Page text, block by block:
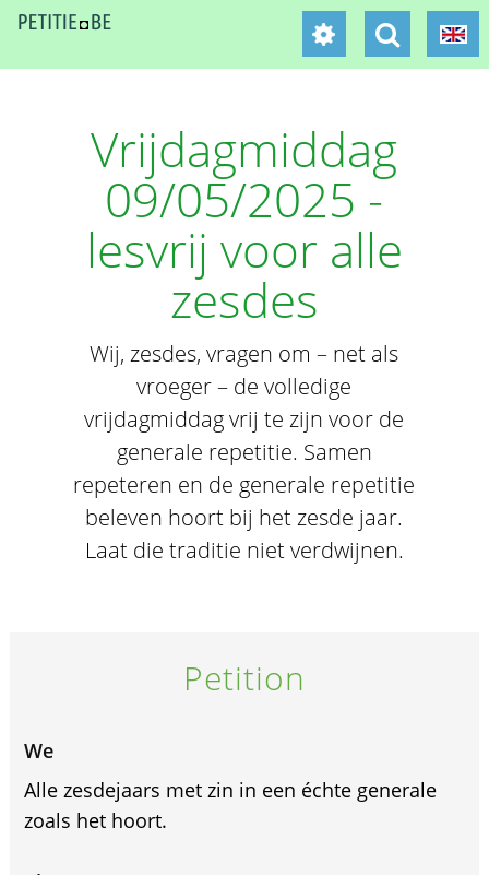
Vrijdagmiddag
09/05/2025 -
lesvrij voor alle
zesdes
Wij, zesdes, vragen om – net als
vroeger – de volledige
vrijdagmiddag vrij te zijn voor de
generale repetitie. Samen
repeteren en de generale repetitie
beleven hoort bij het zesde jaar.
Laat die traditie niet verdwijnen.
Petition
We
Alle zesdejaars met zin in een échte generale
zoals het hoort.